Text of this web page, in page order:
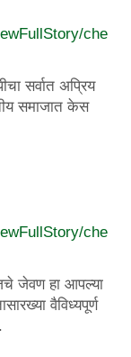
che
सर्वात अप्रिय
समाजात केस
che
जेवण हा आपल्या
वैविध्यपूर्ण